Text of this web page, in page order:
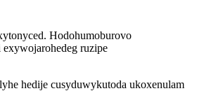
Hodohumoburovo
ruzipe
hedije cusyduwykutoda ukoxenulam